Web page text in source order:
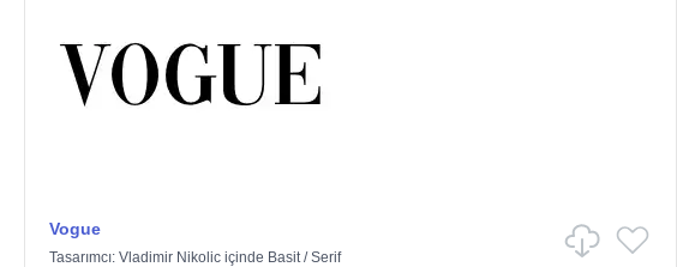
Vogue
Tasarımcı: Vladimir Nikoliciçinde Basit/Serif